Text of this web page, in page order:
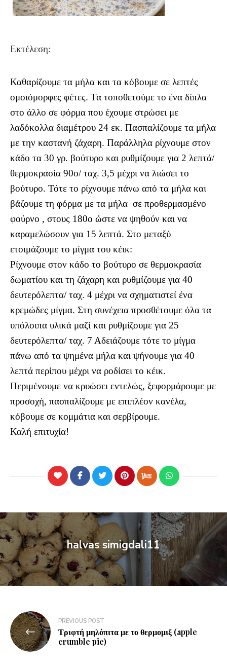
Εκτέλεση:
Καθαρίζουμε τα μήλα και τα κόβουμε σε λεπτές
ομοιόμορφες φέτες. Τα τοποθετούμε το ένα δίπλα
στο άλλο σε φόρμα που έχουμε στρώσει με
λαδόκολλα διαμέτρου 24 εκ. Πασπαλίζουμε τα μήλα
με την καστανή ζάχαρη. Παράλληλα ρίχνουμε στον
κάδο τα 30 γρ. βούτυρο και ρυθμίζουμε για 2 λεπτά/
θερμοκρασία 90ο/ ταχ. 3,5 μέχρι να λιώσει το
βούτυρο. Τότε το ρίχνουμε πάνω από τα μήλα και
βάζουμε τη φόρμα με τα μήλα σε προθερμασμένο
φούρνο , στους 180ο ώστε να ψηθούν και να
καραμελώσουν για 15 λεπτά. Στο μεταξύ
ετοιμάζουμε το μίγμα του κέικ:
Ρίχνουμε στον κάδο το βούτυρο σε θερμοκρασία
δωματίου και τη ζάχαρη και ρυθμίζουμε για 40
δευτερόλεπτα/ ταχ. 4 μέχρι να σχηματιστεί ένα
κρεμώδες μίγμα. Στη συνέχεια προσθέτουμε όλα τα
υπόλοιπα υλικά μαζί και ρυθμίζουμε για 25
δευτερόλεπτα/ ταχ. 7 Αδειάζουμε τότε το μίγμα
πάνω από τα ψημένα μήλα και ψήνουμε για 40
λεπτά περίπου μέχρι να ροδίσει το κέικ.
Περιμένουμε να κρυώσει εντελώς, ξεφορμάρουμε με
προσοχή, πασπαλίζουμε με επιπλέον κανέλα,
κόβουμε σε κομμάτια και σερβίρουμε.
Καλή επιτυχία!
halvas simigdali11
PREVIOUS POST
Τριφτή μηλόπιτα με το θερμομιξ (apple
crumble pie)